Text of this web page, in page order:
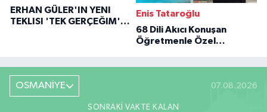
ERHAN GÜLER'IN YENI
TEKLISI 'TEK GERÇEĞIM'LE
Enis Tataroğlu
68 Dili Akıcı Konuşan
Öğretmenle Özel
OSMANİYE 07.08.2026
SONRAKI VAKTE KALAN